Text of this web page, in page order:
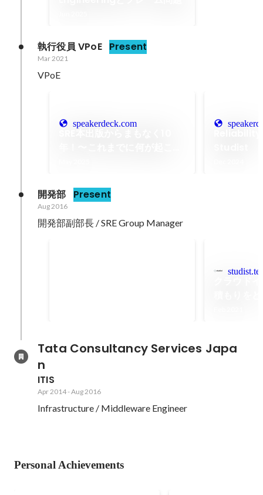
執行役員 VPoE Present
Mar 2021
VPoE
speakerdeck.com
開発部 Present
Aug 2016
開発部副部長 / SRE Group Manager
Tata Consultancy Services Japa
n
ITIS
Apr 2014-Aug 2016
Infrastructure / Middleware Engineer
Personal Achievements